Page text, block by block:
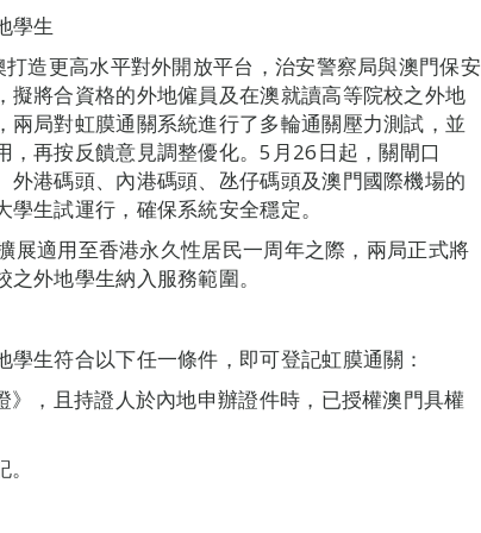
學生
造更高水平對外開放平台，治安警察局與澳門保安
擬將合資格的外地僱員及在澳就讀高等院校之外地
局對虹膜通關系統進行了多輪通關壓力測試，並
再按反饋意見調整優化。5月26日起，關閘口
外港碼頭、內港碼頭、氹仔碼頭及澳門國際機場的
生試運行，確保系統安全穩定。
展適用至香港永久性居民一周年之際，兩局正式將
外地學生納入服務範圍。
生符合以下任一條件，即可登記虹膜通關：
，且持證人於內地申辦證件時，已授權澳門具權